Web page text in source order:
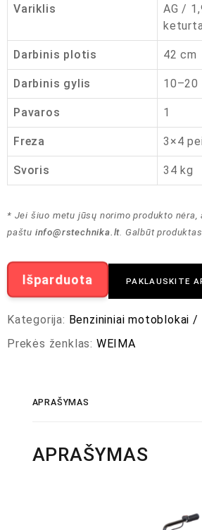
Variklis
AG /
Darbinis plotis 42 cm
Darbinis gylis 10–20
Pavaros 1
Freza 3×4
Svoris 34 kg
* Jei šiuo metu jūsų norimo produkto
paštu info@rstechnika.lt. Galbūt
Išparduota PAKLAUSKITE
Kategorija: Benzininiai motoblokai
Prekės ženklas: WEIMA
APRAŠYMAS
APRAŠYMAS